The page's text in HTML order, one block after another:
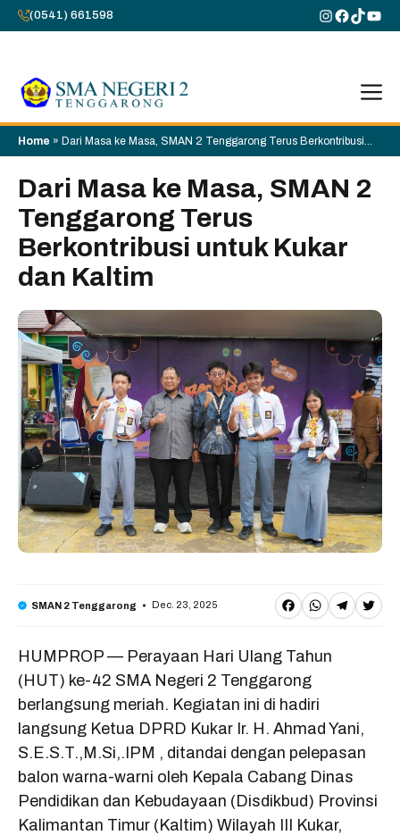
Skip
to
(0541) 661598 Instagram
TikTok
Home » Dari Masa ke Masa, SMAN 2 Tenggarong Terus Berkontribusi
untuk Kukar dan Kaltim
Dari Masa ke Masa, SMAN 2
Tenggarong Terus
Berkontribusi untuk Kukar
dan Kaltim
SMAN 2 Tenggarong Dec. 23, 2025
F
c
e
b
o
o
k
W
a
t
s
A
p
p
T
g
r
a
m
T
e
r
HUMPROP — Perayaan Hari Ulang Tahun
(HUT) ke-42 SMA Negeri 2 Tenggarong
berlangsung meriah. Kegiatan ini di hadiri
langsung Ketua DPRD Kukar Ir. H. Ahmad Yani,
S.E.S.T.,M.Si,.IPM , ditandai dengan pelepasan
balon warna-warni oleh Kepala Cabang Dinas
Pendidikan dan Kebudayaan (Disdikbud) Provinsi
Kalimantan Timur (Kaltim) Wilayah III Kukar,